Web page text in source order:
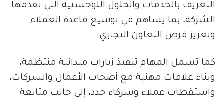
التعريف بالخدمات والحلول اللوجستية التي تقدمها
الشركة، بما يساهم في توسيع قاعدة العملاء
وتعزيز فرص التعاون التجاري.
كما تشمل المهام تنفيذ زيارات ميدانية منتظمة،
وبناء علاقات مهنية مع أصحاب الأعمال والشركات،
واستقطاب عملاء وشركاء جدد، إلى جانب متابعة